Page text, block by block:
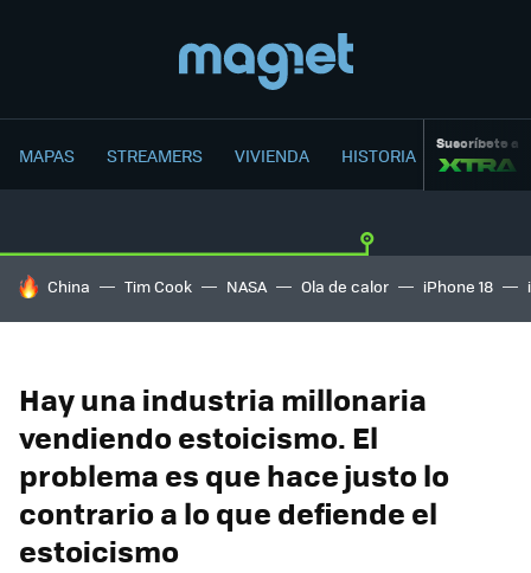
MAPAS STREAMERS VIVIENDA HISTORIA Suscríbete a
HOY SE HABLA DE
China Tim Cook NASA Ola de calor iPhone 18
Hay una industria millonaria
vendiendo estoicismo. El
problema es que hace justo lo
contrario a lo que defiende el
estoicismo